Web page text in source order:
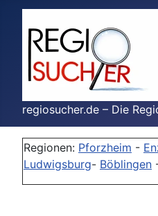
regiosucher.de – Die
Regionen: Pforzheim -
Ludwigsburg- Böblingen